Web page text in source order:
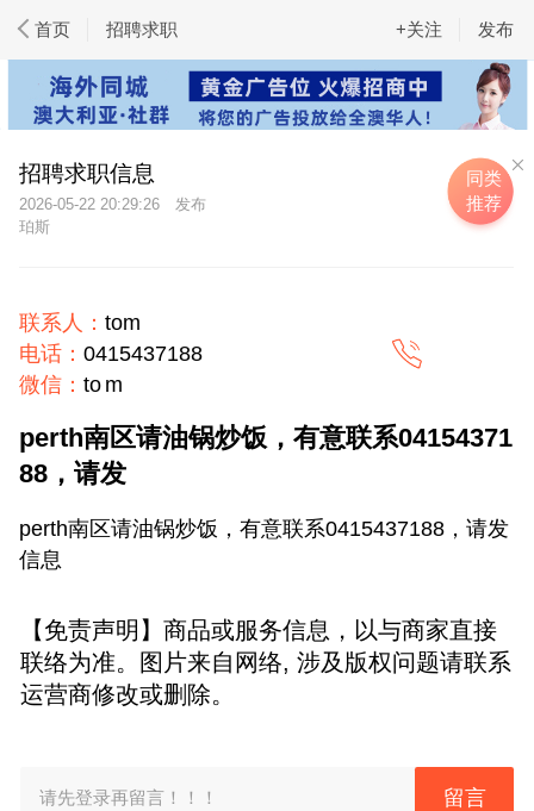
首页 招聘求职 发布
+关注
招聘求职信息
2026-05-22 20:29:26
珀斯
联系人： tom
电话： 0415437188
微信： to m
perth南区请油锅炒饭，有意联系04154371
88，请发
perth南区请油锅炒饭，有意联系0415437188，请发
信息
【免责声明】商品或服务信息，以与商家直接
联络为准。图片来自网络, 涉及版权问题请联系
运营商修改或删除。
请先登录再留言！！！ 留言
同类
推荐